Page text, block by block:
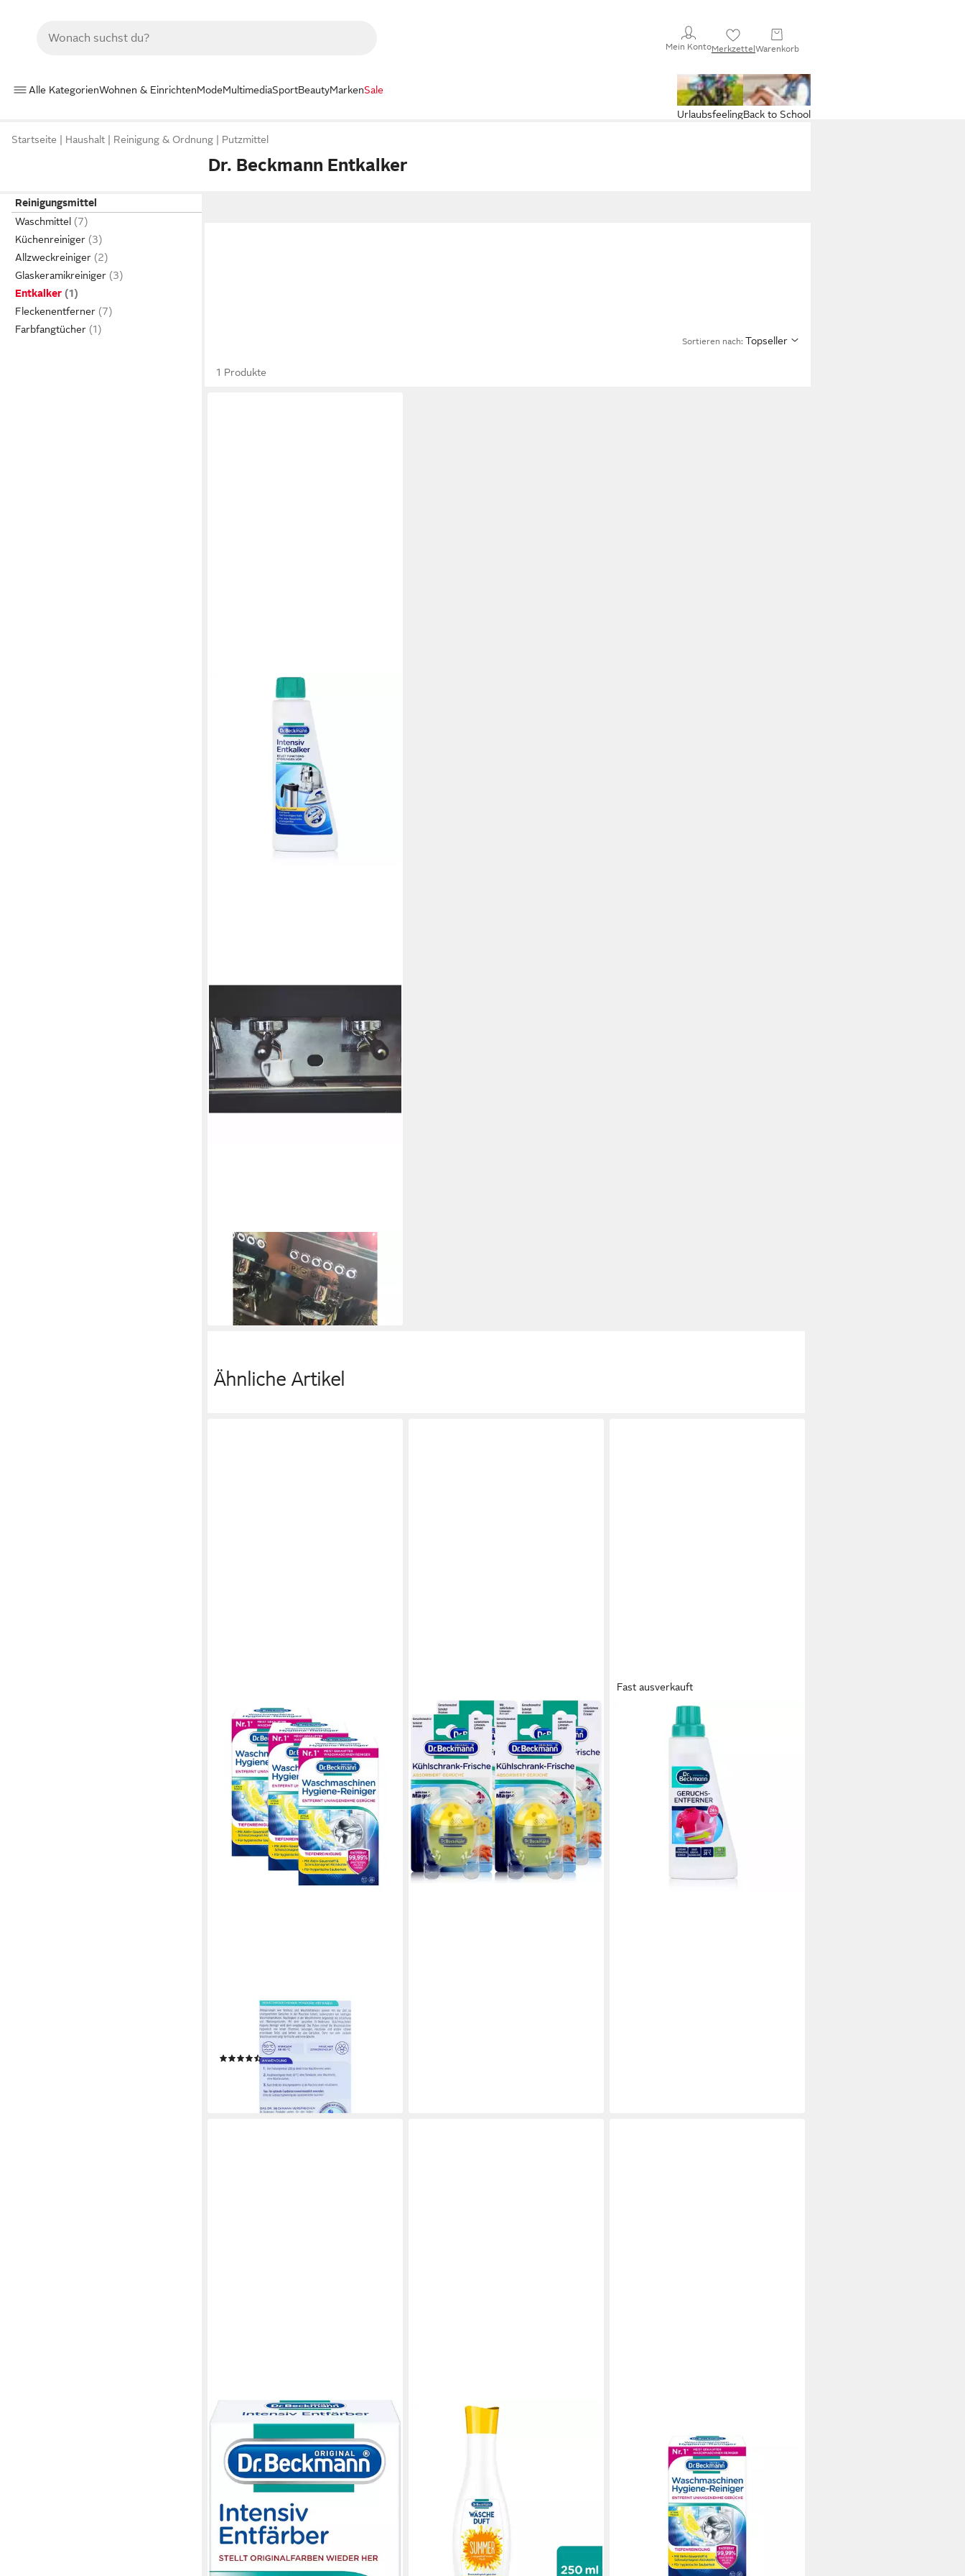
Mein KontoMerkzettelWarenkorb
Alle KategorienWohnen & EinrichtenModeMultimediaSportBeautyMarkenSale
Back to School
Urlaubsfeeling
Startseite Haushalt Reinigung & Ordnung Putzmittel
Dr. Beckmann Entkalker
Reinigungsmittel
Waschmittel
Küchenreiniger
Allzweckreiniger
Glaskeramikreiniger
Entkalker
Fleckenentferner
Farbfangtücher
Sortieren nach: Topseller
1 Produkte
DR. BECKMANN
Dr. Beckmann Intensiv Entkalker 250
ml - Mit Aktiv-Kraft-Formel Entkalker
ab 9,53 €
lieferbar - in 2-3 Werktagen bei dir
Ähnliche Artikel
3x Dr. Beckmann Waschmaschinen
Hygiene Reiniger je 250g
Küchenreiniger
(2)
(19,31 €/ 1 kg)
lieferbar - in 2-3 Werktagen bei dir
DR. BECKMANN
Dr. Beckmann Kühlschrank Frische
Limone 4er Pack (4 x 40 g)
Allzweckreiniger (1-St)
17,99 €
(4,50 €/ 1 Stk)
lieferbar - in 3-4 Werktagen bei dir
Fast ausverkauft
DR. BECKMANN
Dr. Beckmann Geruchs-Entferner
Spezialwaschmittel
lieferbar - in 3-4 Werktagen bei dir